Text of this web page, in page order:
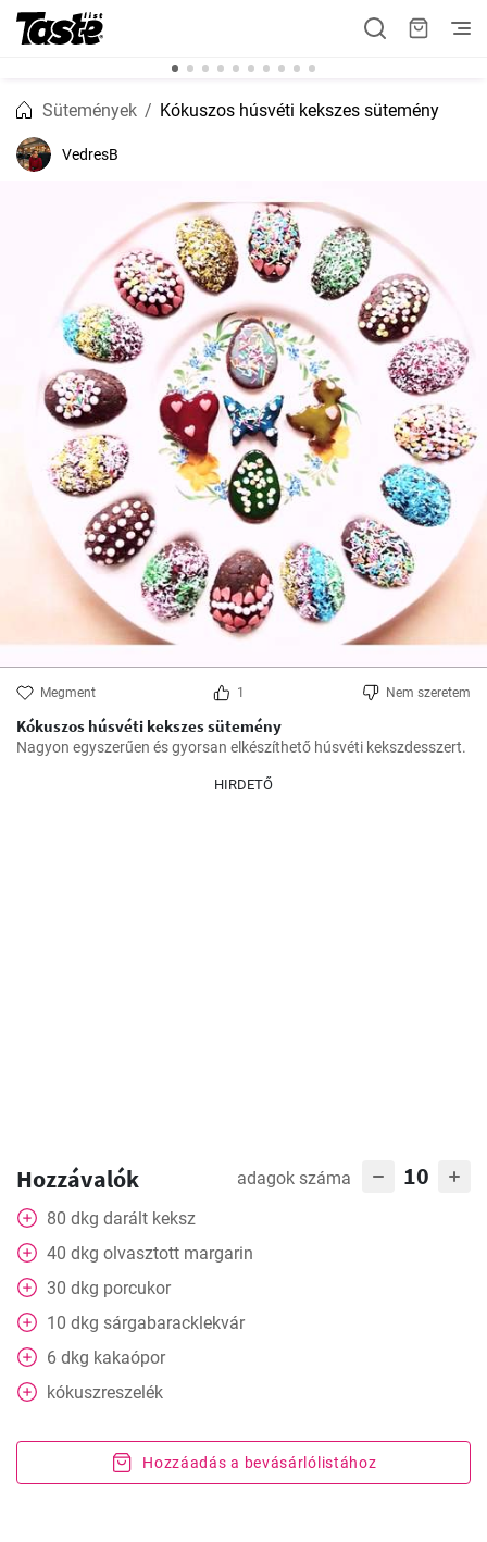
Sütemények Kókuszos húsvéti kekszes sütemény
VedresB
Megment 1 Nem szeretem
Kókuszos húsvéti kekszes sütemény
Nagyon egyszerűen és gyorsan elkészíthető húsvéti kekszdesszert.
HIRDETŐ
Hozzávalók adagok száma 10
80 dkg darált keksz
40 dkg olvasztott margarin
30 dkg porcukor
10 dkg sárgabaracklekvár
6 dkg kakaópor
kókuszreszelék
Hozzáadás a bevásárlólistához